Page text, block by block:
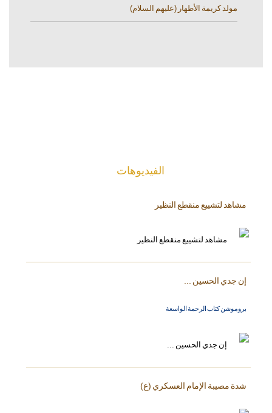
مولد كريمة الأطهار (عليهم السلام)
الفیدیوهات
مشاهد لتشييع منقطع النظير
إن جدي الحسين ...
بروموشن كتاب الرحمة الواسعة
شدة مصيبة الإمام العسكري (ع)